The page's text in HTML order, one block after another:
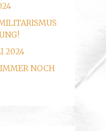
2024
NOCH